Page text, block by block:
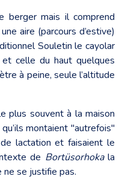
mais il comprend
aire (parcours d’estive)
Souletin le cayolar
celle du haut quelques
à peine, seule l’altitude
plus souvent à la maison
montaient "autrefois"
lactation et faisaient le
de Bortüsorhokala
ne se justifie pas.